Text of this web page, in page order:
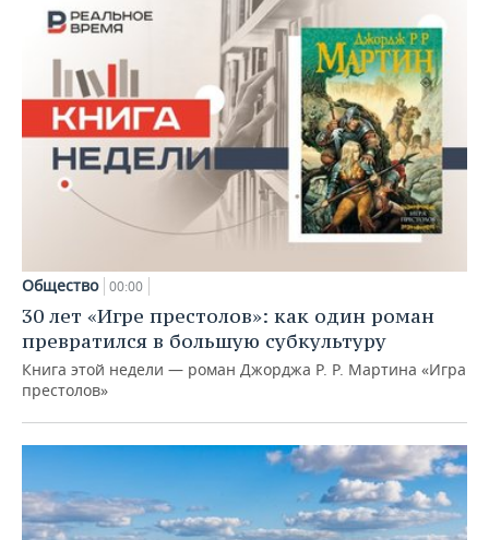
Общество 00:00
30 лет «Игре престолов»: как один роман
превратился в большую субкультуру
Книга этой недели — роман Джорджа Р. Р. Мартина «Игра
престолов»